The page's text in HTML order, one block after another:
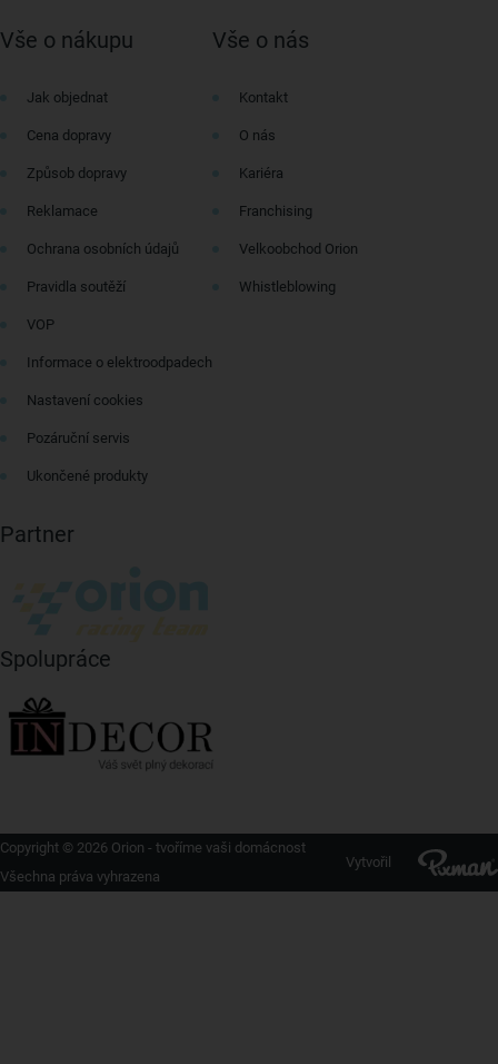
Vše o nákupu
Jak objednat
Cena dopravy
Způsob dopravy
Reklamace
Ochrana osobních údajů
Pravidla soutěží
VOP
Informace o elektroodpadech
Nastavení cookies
Pozáruční servis
Ukončené produkty
Vše o nás
Kontakt
O nás
Kariéra
Franchising
Velkoobchod Orion
Whistleblowing
Partner
Spolupráce
Copyright © 2026 Orion - tvoříme vaši domácnost
Všechna práva vyhrazena
Vytvořil